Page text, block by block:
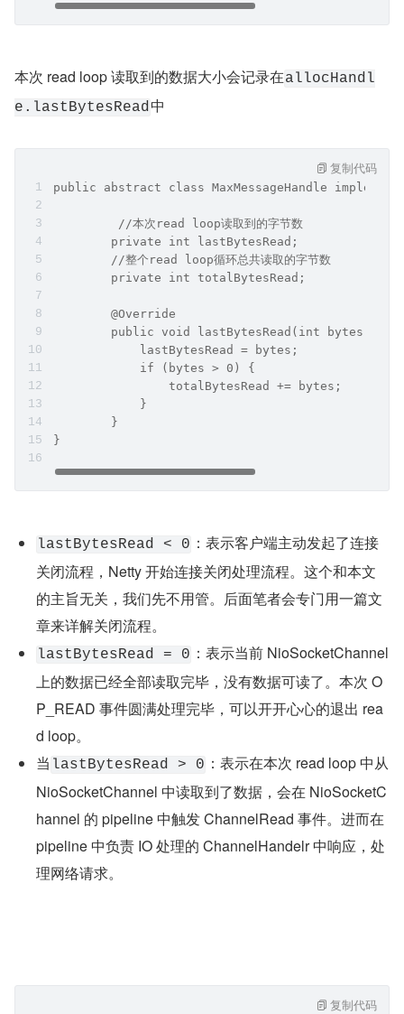
所以基于这个原因，我们需要在 read loop 循环中，每当通
时（方法返回值会大于 0，并记录在 allocHandle.lastBytes
Read 中），都需要通过
oSocketChannel 是否还有数据可读，都需要在 read loop
末尾退出循环。转去执行 Sub Reactor 上的异步任务。以
及其他 NioSocketChannel 上的 IO 就绪事件。平均分配，
雨露均沾！！
public abstract class MaxMessageHandle
        //read loop总共读取了多少次
        private int totalMessages;
       @Override
public final void incMessagesRead(int
        }
本次 read loop 读取到的数据大小会记录在
e.lastBytesRead
         //本次read loop读取到的字节数
        //整个read loop循环总共读取的字节数
        private int totalBytesRead;
        @Override
        public void lastBytesRead(int bytes) {
复制代码